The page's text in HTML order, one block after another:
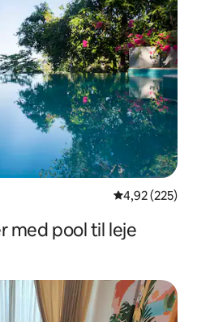
4,92 ud af 5 i
4,92 (225)
med pool til leje